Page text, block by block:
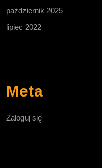
październik 2025
lipiec 2022
Meta
Zaloguj się